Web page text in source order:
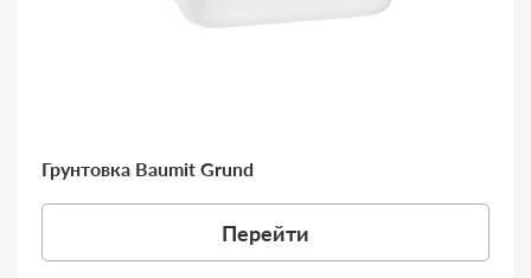
Грунтовка Baumit Grund
Перейти